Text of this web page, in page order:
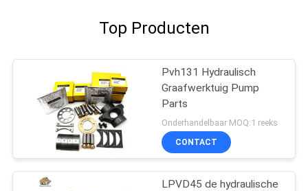
Top Producten
Pvh131 Hydraulisch
Graafwerktuig Pump
Parts
Onderhandelbaar MOQ:1 reeks
CONTACT
LPVD45 de hydraulische